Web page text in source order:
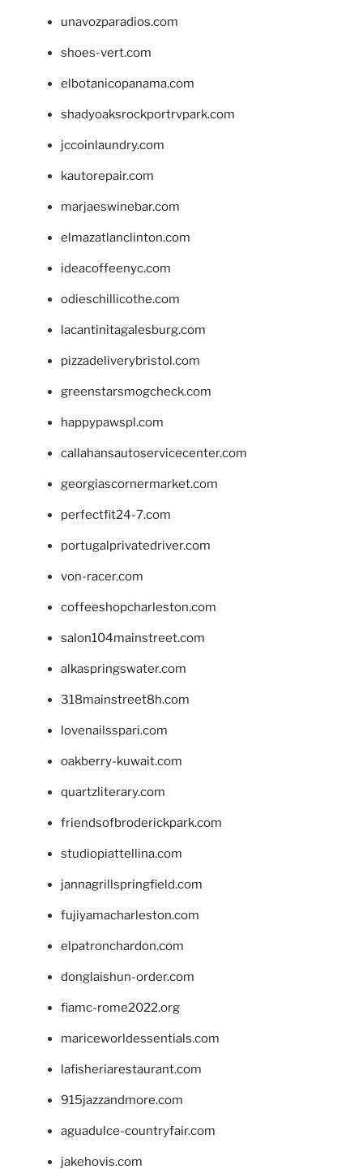
unavozparadios.com
shoes-vert.com
elbotanicopanama.com
shadyoaksrockportrvpark.com
jccoinlaundry.com
kautorepair.com
marjaeswinebar.com
elmazatlanclinton.com
ideacoffeenyc.com
odieschillicothe.com
lacantinitagalesburg.com
pizzadeliverybristol.com
greenstarsmogcheck.com
happypawspl.com
callahansautoservicecenter.com
georgiascornermarket.com
perfectfit24-7.com
portugalprivatedriver.com
von-racer.com
coffeeshopcharleston.com
salon104mainstreet.com
alkaspringswater.com
318mainstreet8h.com
lovenailsspari.com
oakberry-kuwait.com
quartzliterary.com
friendsofbroderickpark.com
studiopiattellina.com
jannagrillspringfield.com
fujiyamacharleston.com
elpatronchardon.com
donglaishun-order.com
fiamc-rome2022.org
mariceworldessentials.com
lafisheriarestaurant.com
915jazzandmore.com
aguadulce-countryfair.com
jakehovis.com